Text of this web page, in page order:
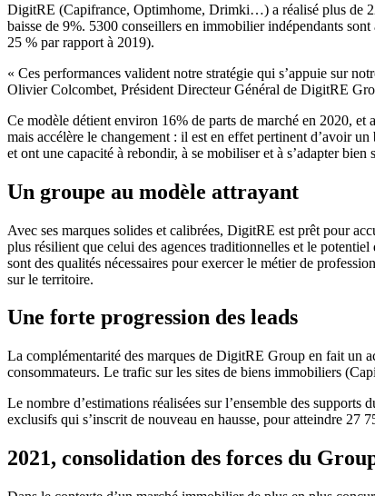
DigitRE (Capifrance, Optimhome, Drimki…) a réalisé plus de
baisse de 9%. 5300 conseillers en immobilier indépendants
25 % par rapport à 2019).
« Ces performances valident notre stratégie qui s’appuie sur
Olivier Colcombet, Président Directeur Général de DigitRE
Ce modèle détient environ 16% de parts de marché en 2020,
mais accélère le changement : il est en effet pertinent d’avoir
et ont une capacité à rebondir, à se mobiliser et à s’adapter bien
Un groupe au modèle attrayant
Avec ses marques solides et calibrées, DigitRE est prêt pour
plus résilient que celui des agences traditionnelles et le
sont des qualités nécessaires pour exercer le métier de
sur le territoire.
Une forte progression des leads
La complémentarité des marques de DigitRE Group en fait un
consommateurs. Le trafic sur les sites de biens immobiliers
Le nombre d’estimations réalisées sur l’ensemble des
exclusifs qui s’inscrit de nouveau en hausse, pour atteindre 27
2021, consolidation des forces du